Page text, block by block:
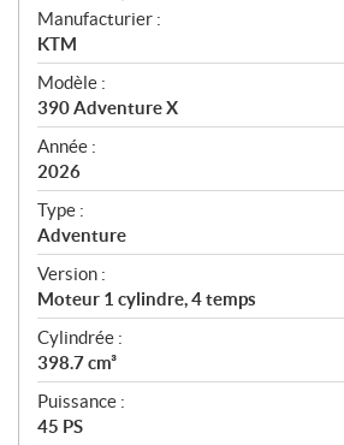
S
p
é
c
i
f
i
c
a
t
i
o
n
s
Manufacturier :
KTM
Modèle :
390 Adventure X
Année :
2026
Type :
Adventure
Version :
Moteur 1 cylindre, 4 temps
Cylindrée :
398.7 cm³
Puissance :
45 PS